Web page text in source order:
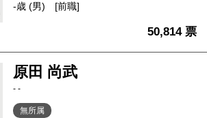
-歳 (男) [前職]
50,814 票
原田 尚武
- -
無所属